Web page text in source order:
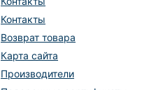
Контакты
Возврат товара
Карта сайта
Производители